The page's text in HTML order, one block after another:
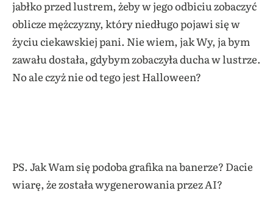
jabłko przed lustrem, żeby w jego odbiciu zobaczyć
oblicze mężczyzny, który niedługo pojawi się w
życiu ciekawskiej pani. Nie wiem, jak Wy, ja bym
zawału dostała, gdybym zobaczyła ducha w lustrze.
No ale czyż nie od tego jest Halloween?
PS. Jak Wam się podoba grafika na banerze? Dacie
wiarę, że została wygenerowania przez AI?